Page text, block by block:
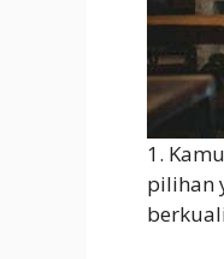
1.
pilihan